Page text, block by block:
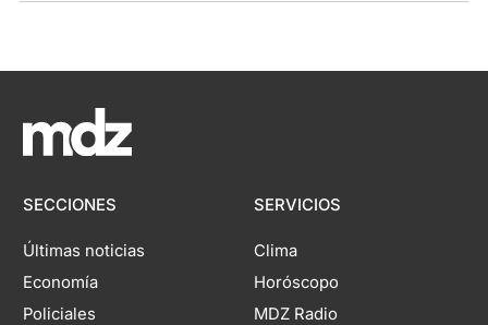
SECCIONES
Últimas noticias
Economía
Policiales
SERVICIOS
Clima
Horóscopo
MDZ Radio